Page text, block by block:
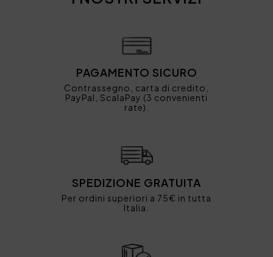
PAGAMENTO SICURO
Contrassegno, carta di credito,
PayPal, ScalaPay (3 convenienti
rate).
SPEDIZIONE GRATUITA
Per ordini superiori a 75€ in tutta
Italia.